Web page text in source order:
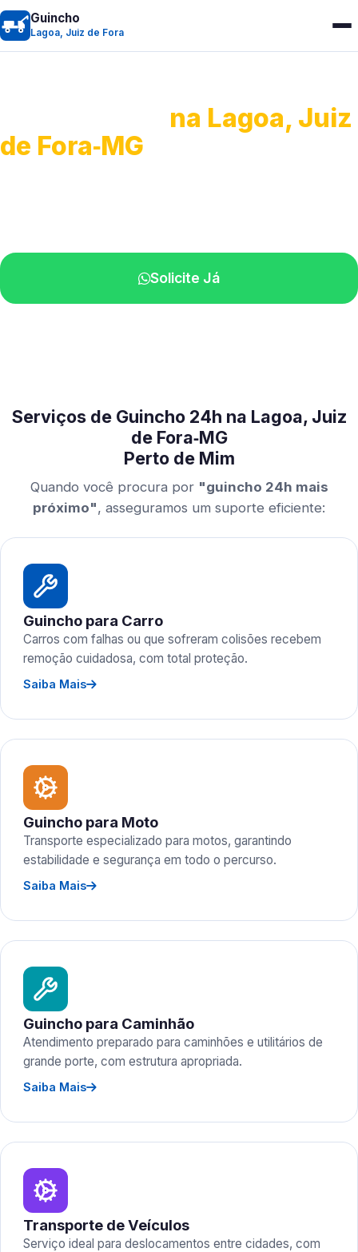
Guincho
Lagoa, Juiz de Fora
na Lagoa, Juiz
de Fora‑MG
Solicite Já
Serviços de Guincho 24h na Lagoa, Juiz
de Fora‑MG
Perto de Mim
Quando você procura por "guincho 24h mais
próximo", asseguramos um suporte eficiente:
Guincho para Carro
Carros com falhas ou que sofreram colisões recebem
remoção cuidadosa, com total proteção.
Saiba Mais
Guincho para Moto
Transporte especializado para motos, garantindo
estabilidade e segurança em todo o percurso.
Saiba Mais
Guincho para Caminhão
Atendimento preparado para caminhões e utilitários de
grande porte, com estrutura apropriada.
Saiba Mais
Transporte de Veículos
Serviço ideal para deslocamentos entre cidades, com